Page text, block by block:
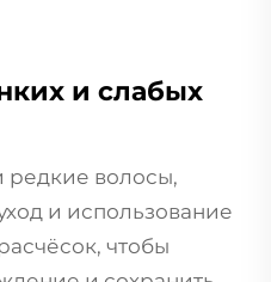
и слабых
редкие волосы,
и использование
чтобы